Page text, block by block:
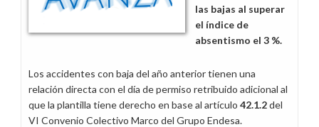
las bajas al superar
el índice de
absentismo el 3 %.
Los accidentes con baja del año anterior tienen una
relación directa con el día de permiso retribuido adicional al
que la plantilla tiene derecho en base al artículo 42.1.2del
VI Convenio Colectivo Marco del Grupo Endesa.